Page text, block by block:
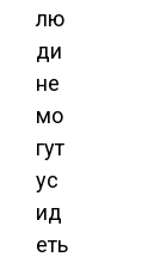
лю
ди
не
мо
гут
ус
ид
еть